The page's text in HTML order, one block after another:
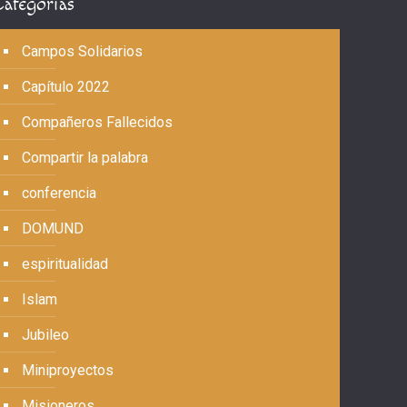
Campos Solidarios
Capítulo 2022
Compañeros Fallecidos
Compartir la palabra
conferencia
DOMUND
espiritualidad
Islam
Jubileo
Miniproyectos